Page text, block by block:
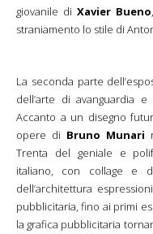
giovanile diXavier Bueno
straniamento lo stile di
La seconda parte
dell’arte di avanguardia
Accanto a un disegno
opere di Bruno Munari
Trenta del geniale e
italiano, con collage e
dell’architettura
pubblicitaria, fino ai primi
la grafica pubblicitaria